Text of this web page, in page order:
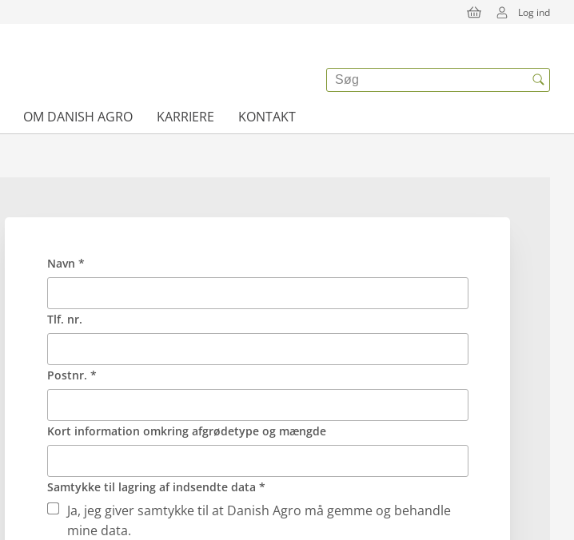
Log ind
OM DANISH AGRO KARRIERE KONTAKT
Navn *
Tlf. nr.
Postnr. *
Kort information omkring afgrødetype og mængde
Samtykke til lagring af indsendte data *
Ja, jeg giver samtykke til at Danish Agro må gemme og behandle
mine data.